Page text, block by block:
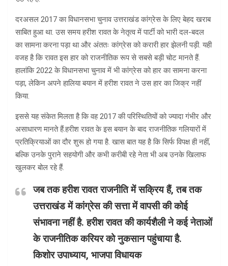
दरअसल 2017 का विधानसभा चुनाव उत्तराखंड कांग्रेस के लिए बेहद खराब
साबित हुआ था. उस समय हरीश रावत के नेतृत्व में पार्टी को भारी दल-बदल
का सामना करना पड़ा था और अंततः कांग्रेस को करारी हार झेलनी पड़ी. यही
वजह है कि रावत इस हार को राजनीतिक रूप से सबसे बड़ी चोट मानते हैं.
हालांकि 2022 के विधानसभा चुनाव में भी कांग्रेस को हार का सामना करना
पड़ा, लेकिन अपने हालिया बयान में हरीश रावत ने उस हार का जिक्र नहीं
किया.
इससे यह संकेत मिलता है कि वह 2017 की परिस्थितियों को ज्यादा गंभीर और
असाधारण मानते हैं.हरीश रावत के इस बयान के बाद राजनीतिक गलियारों में
प्रतिक्रियाओं का दौर शुरू हो गया है. खास बात यह है कि सिर्फ विपक्ष ही नहीं,
बल्कि उनके पुराने सहयोगी और कभी करीबी रहे नेता भी अब उनके खिलाफ
खुलकर बोल रहे हैं.
जब तक हरीश रावत राजनीति में सक्रिय हैं, तब तक
उत्तराखंड में कांग्रेस की सत्ता में वापसी की कोई
संभावना नहीं है. हरीश रावत की कार्यशैली ने कई नेताओं
के राजनीतिक करियर को नुकसान पहुंचाया है.
किशोर उपाध्याय, भाजपा विधायक